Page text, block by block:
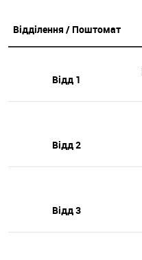
Відділення / Поштомат
Відд 1
Відд 2
Відд 3